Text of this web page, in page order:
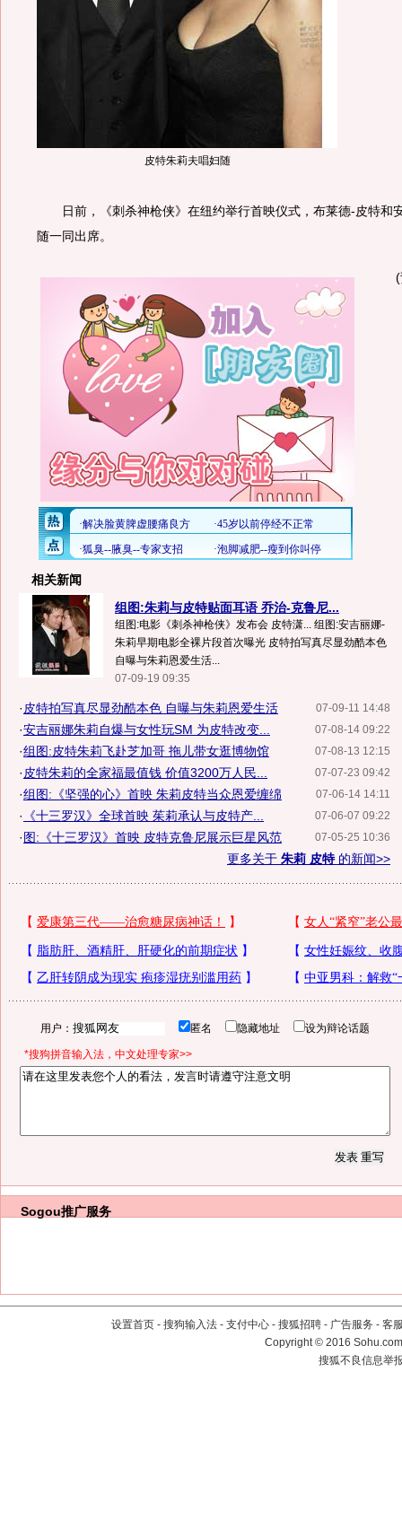
皮特朱莉夫唱妇随
日前，《刺杀神枪侠》在纽约举行首映仪式，布莱德-皮特和
随一同出席。
相关新闻
组图:朱莉与皮特贴面耳语 乔治-克鲁尼...
组图:电影《刺杀神枪侠》发布会 皮特潇... 组图:安吉丽娜-
朱莉早期电影全裸片段首次曝光 皮特拍写真尽显劲酷本色
自曝与朱莉恩爱生活...
07-09-19 09:35
07-09-11 14:48
· 皮特拍写真尽显劲酷本色 自曝与朱莉恩爱生活
07-08-14 09:22
·安吉丽娜朱莉自爆与女性玩SM 为皮特改变...
07-08-13 12:15
·组图:皮特朱莉飞赴芝加哥 拖儿带女逛博物馆
07-07-23 09:42
· 皮特朱莉的全家福最值钱 价值3200万人民...
07-06-14 14:11
·组图:《坚强的心》首映 朱莉皮特当众恩爱缠绵
07-06-07 09:22
· 《十三罗汉》全球首映 茱莉承认与皮特产...
07-05-25 10:36
·图:《十三罗汉》首映 皮特克鲁尼展示巨星风范
更多关于 朱莉 皮特的新闻>>
用户： 匿名 隐藏地址 设为辩论话题
*搜狗拼音输入法，中文处理专家>>
Sogou推广服务
设置首页 - 搜狗输入法 - 支付中心 - 搜狐招聘 - 广告服务 - 客
Copyright©2016
搜狐不良信息举